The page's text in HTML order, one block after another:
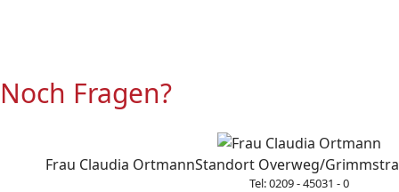
Noch Fragen?
Frau Claudia OrtmannStandort Overweg/
Tel: 0209 - 45031 - 0